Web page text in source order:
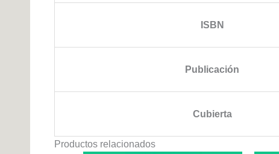
ISBN
Publicación
Cubierta
Productos relacionados